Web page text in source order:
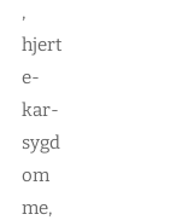
,
hjert
e-
kar-
sygd
om
me,